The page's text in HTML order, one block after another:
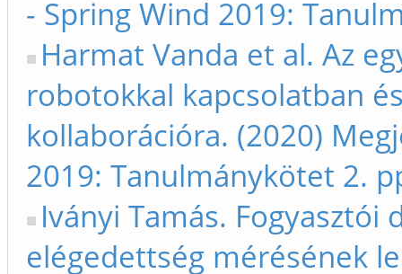
- Spring Wind 2019:
Harmat Vanda et al. Az
robotokkal kapcsolatban
kollaborációra. (2020)
2019: Tanulmánykötet 2.
Iványi Tamás.
elégedettség mérésének